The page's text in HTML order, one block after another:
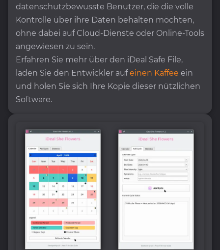
datenschutzbewusste Benutzer, die die volle
Kontrolle über ihre Daten behalten möchten,
ohne dabei auf Cloud-Dienste oder Online-Tools
angewiesen zu sein.
Erfahren Sie mehr über den iDeal Safe File,
laden Sie den Entwickler aufeinen Kaffee ein
und holen Sie sich Ihre Kopie dieser nützlichen
Software.